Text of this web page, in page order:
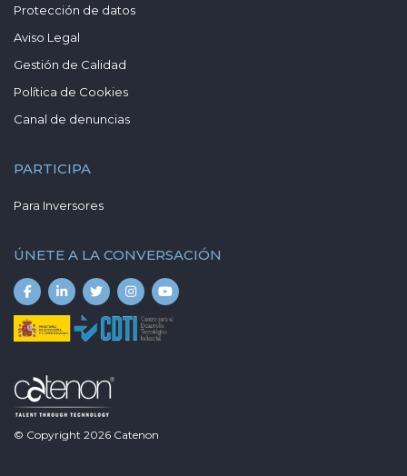
© Copyright 2026 Catenon
Protección de datos
Aviso Legal
Gestión de Calidad
Política de Cookies
Canal de denuncias
PARTICIPA
Para Inversores
ÚNETE A LA CONVERSACIÓN